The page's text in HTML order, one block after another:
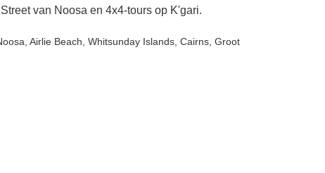
van Noosa en 4x4-tours op K'gari.
, Airlie Beach , Whitsunday Islands , Cairns , Groot